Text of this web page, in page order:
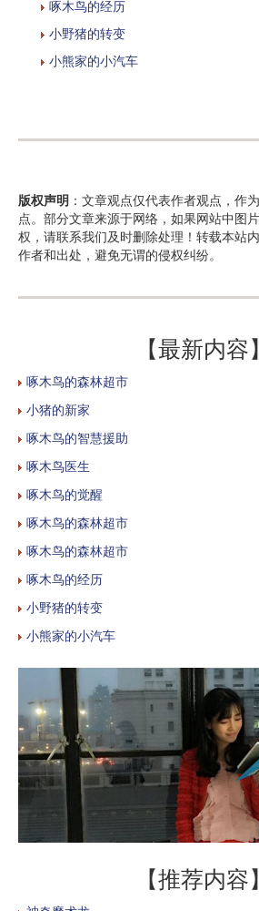
啄木鸟的经历
小野猪的转变
小熊家的小汽车
版权声明 ：文章观点仅代表作者观点，作
点。部分文章来源于网络，如果网站中图
权，请联系我们及时删除处理！转载本站
作者和出处，避免无谓的侵权纠纷。
【最新内容】
啄木鸟的森林超市
小猪的新家
啄木鸟的智慧援助
啄木鸟医生
啄木鸟的觉醒
啄木鸟的森林超市
啄木鸟的森林超市
啄木鸟的经历
小野猪的转变
小熊家的小汽车
【推荐内容】